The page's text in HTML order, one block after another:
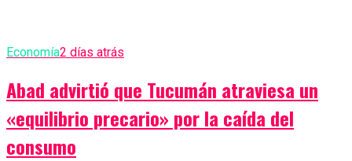
Economía2 días atrás
Abad advirtió que Tucumán atraviesa un
«equilibrio precario» por la caída del
consumo